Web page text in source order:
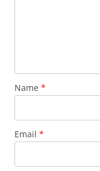
Name *
Email *